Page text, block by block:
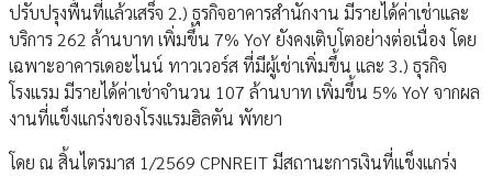
ปรับปรุงพื้นที่แล้วเสร็จ 2.) ธุรกิจอาคารสำนักงาน มีรายได้ค่าเช่าและ
บริการ 262 ล้านบาท เพิ่มขึ้น 7% YoY ยังคงเติบโตอย่างต่อเนื่อง โดย
เฉพาะอาคารเดอะไนน์ ทาวเวอร์ส ที่มีผู้เช่าเพิ่มขึ้น และ 3.) ธุรกิจ
โรงแรม มีรายได้ค่าเช่าจำนวน 107 ล้านบาท เพิ่มขึ้น 5% YoY จากผล
งานที่แข็งแกร่งของโรงแรมฮิลตัน พัทยา
โดย ณ สิ้นไตรมาส 1/2569 CPNREIT มีสถานะการเงินที่แข็งแกร่ง